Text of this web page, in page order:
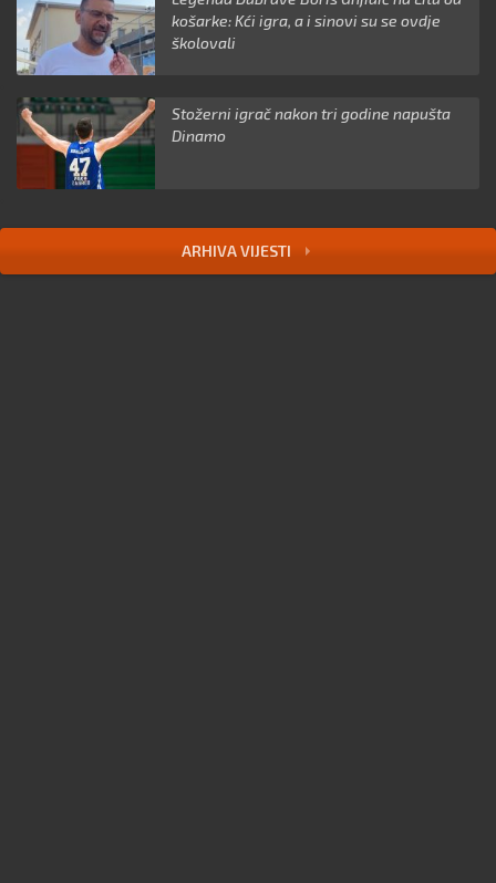
košarke: Kći igra, a i sinovi su se ovdje
školovali
Stožerni igrač nakon tri godine napušta
Dinamo
ARHIVA VIJESTI